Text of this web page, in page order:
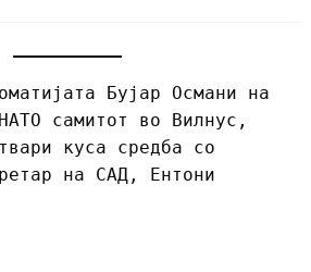
Бујар Османи на
самитот во Вилнус,
куса средба со
на САД, Ентони